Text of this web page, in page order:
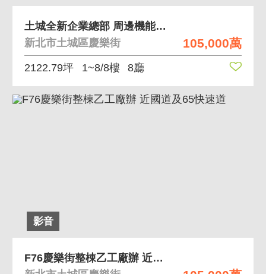
105,000萬
土城全新企業總部 周邊機能完善 科技廊道產業聚集
新北市土城區慶樂街
2122.79坪 1~8/8樓 8廳
影音
F76慶樂街整棟乙工廠辦 近國道及65快速道